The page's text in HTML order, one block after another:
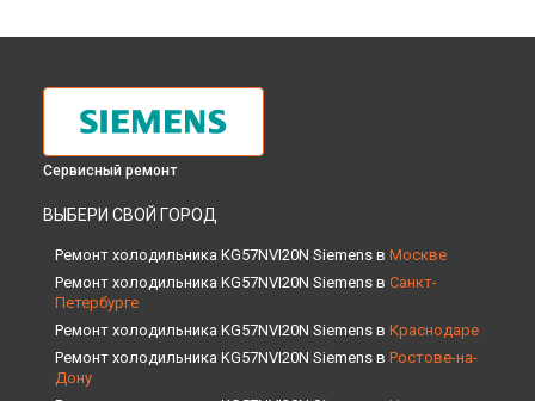
Сервисный ремонт
ВЫБЕРИ СВОЙ ГОРОД
Ремонт холодильника KG57NVI20N Siemens в Москве
Ремонт холодильника KG57NVI20N Siemens в Санкт-
Петербурге
Ремонт холодильника KG57NVI20N Siemens в Краснодаре
Ремонт холодильника KG57NVI20N Siemens в Ростове-на-
Дону